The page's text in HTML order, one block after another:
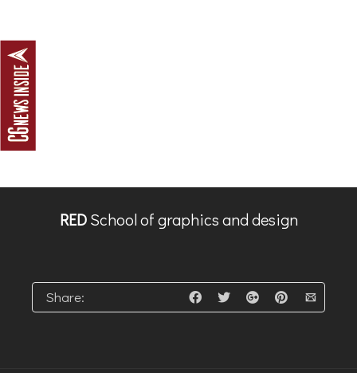
REDSchool of graphics and design
Share: